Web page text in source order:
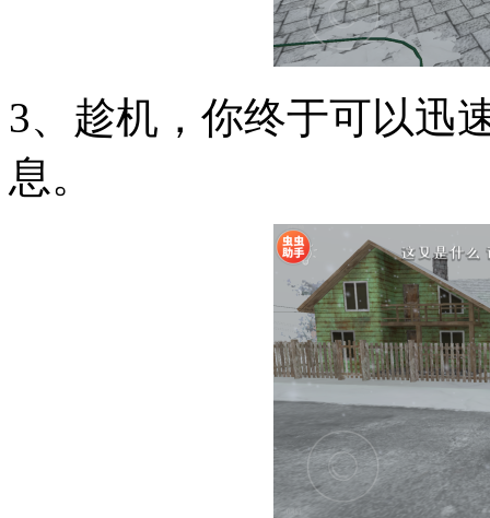
3、趁机，你终于可以迅
息。